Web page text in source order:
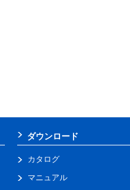
ダウンロード
カタログ
マニュアル